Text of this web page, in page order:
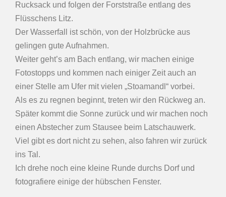
Rucksack und folgen der Forststraße entlang des
Flüsschens Litz.
Der Wasserfall ist schön, von der Holzbrücke aus
gelingen gute Aufnahmen.
Weiter geht’s am Bach entlang, wir machen einige
Fotostopps und kommen nach einiger Zeit auch an
einer Stelle am Ufer mit vielen „Stoamandl“ vorbei.
Als es zu regnen beginnt, treten wir den Rückweg an.
Später kommt die Sonne zurück und wir machen noch
einen Abstecher zum Stausee beim Latschauwerk.
Viel gibt es dort nicht zu sehen, also fahren wir zurück
ins Tal.
Ich drehe noch eine kleine Runde durchs Dorf und
fotografiere einige der hübschen Fenster.